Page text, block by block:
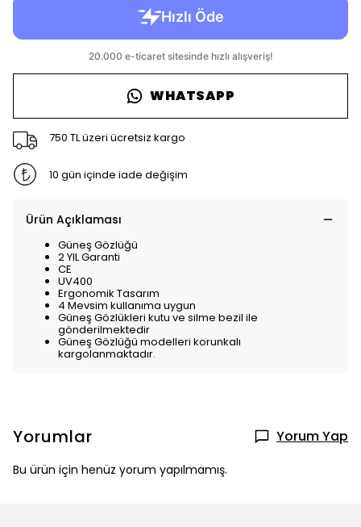
WHATSAPP
750 TL üzeri ücretsiz kargo
10 gün içinde iade değişim
Ürün Açıklaması
Güneş Gözlüğü
2 YIL Garanti
CE
UV400
Ergonomik Tasarım
4 Mevsim kullanıma uygun
Güneş Gözlükleri kutu ve silme bezil ile
gönderilmektedir
Güneş Gözlüğü modelleri korunkalı
kargolanmaktadır.
Yorumlar Yorum Yap
Bu ürün için henüz yorum yapılmamış.